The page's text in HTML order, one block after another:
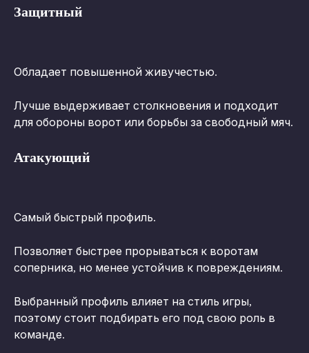
Защитный
Обладает повышенной живучестью.
Лучше выдерживает столкновения и подходит
для обороны ворот или борьбы за свободный мяч.
Атакующий
Самый быстрый профиль.
Позволяет быстрее прорываться к воротам
соперника, но менее устойчив к повреждениям.
Выбранный профиль влияет на стиль игры,
поэтому стоит подбирать его под свою роль в
команде.